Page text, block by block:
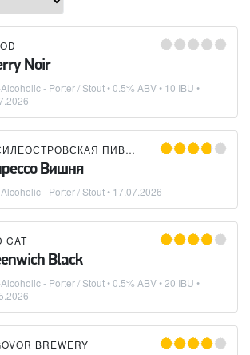
Noir
- Porter / Stout• 0.5% ABV • 10 IBU •
ВАСИЛЕОСТРОВСКАЯ ПИВОВАРНЯ
Вишня
- Porter / Stout• 17.07.2026
CAT
Black
- Porter / Stout• 0.5% ABV • 20 IBU •
BREWERY